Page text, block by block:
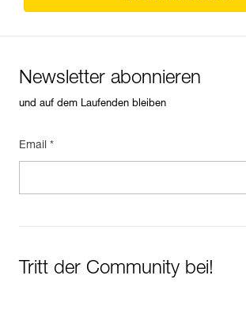
Newsletter abonnieren
und auf dem Laufenden bleiben
Email *
Tritt der Community bei!